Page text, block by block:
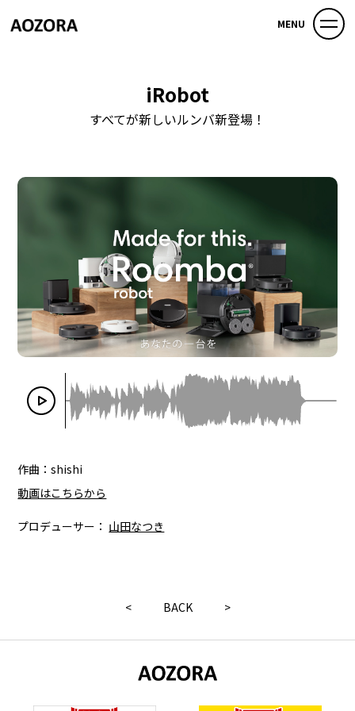
MENU
iRobot
すべてが新しいルンバ新登場！
作曲：shishi
動画はこちらから
プロデューサー： 山田なつき
< BACK >